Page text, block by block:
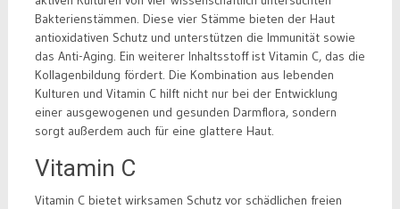
Bakterienstämmen. Diese vier Stämme bieten der Haut
antioxidativen Schutz und unterstützen die Immunität sowie
das Anti-Aging. Ein weiterer Inhaltsstoff ist Vitamin C, das die
Kollagenbildung fördert. Die Kombination aus lebenden
Kulturen und Vitamin C hilft nicht nur bei der Entwicklung
einer ausgewogenen und gesunden Darmflora, sondern
sorgt außerdem auch für eine glattere Haut.
Vitamin C
Vitamin C bietet wirksamen Schutz vor schädlichen freien